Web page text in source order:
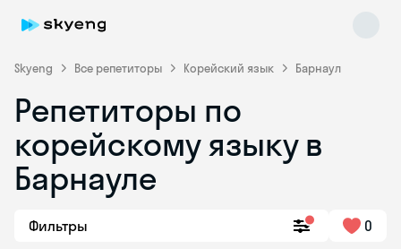
Skyeng Все репетиторы Корейский язык Барнаул
Репетиторы по
корейскому языку в
Барнауле
Фильтры 0
Skyeng Chat